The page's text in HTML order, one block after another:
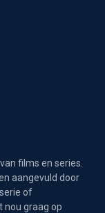
films en series.
aangevuld door
of
nou graag op